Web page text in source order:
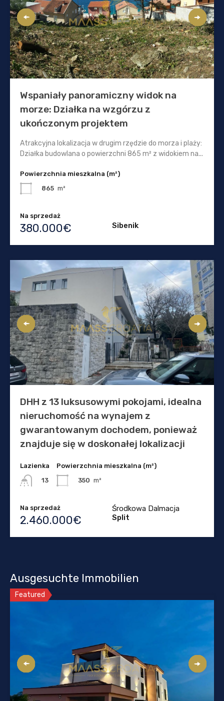
Wspaniały panoramiczny widok na
morze: Działka na wzgórzu z
ukończonym projektem
Atrakcyjna lokalizacja w drugim rzędzie do morza i plaży:
Działka budowlana o powierzchni 865 m² z widokiem na...
Powierzchnia mieszkalna (m²)
865 m²
Na sprzedaż
380.000€ Sibenik
DHH z 13 luksusowymi pokojami, idealna
nieruchomość na wynajem z
gwarantowanym dochodem, ponieważ
znajduje się w doskonałej lokalizacji
Lazienka
13
Powierzchnia mieszkalna (m²)
350 m²
Na sprzedaż
2.460.000€
Środkowa Dalmacja
Split
Ausgesuchte Immobilien
Featured